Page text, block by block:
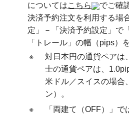
についてはこちら
でご確
決済予約注文を利用する場
定」－「決済予約設定」で
「トレール」の幅（pips）
※
対日本円の通貨ペアは
士の通貨ペアは、
米ドル／スイスの場合
ン）。
※
「両建て（OFF）」